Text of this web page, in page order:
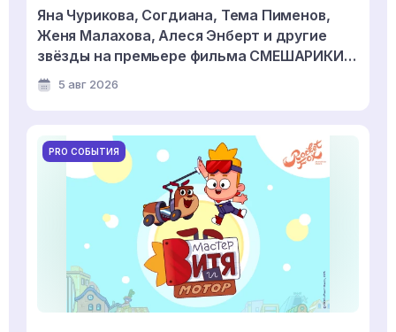
Яна Чурикова, Согдиана, Тема Пименов,
Женя Малахова, Алеся Энберт и другие
звёзды на премьере фильма СМЕШАРИКИ
СКВОЗЬ ВСЕЛЕННЫЕ
5 авг 2026
PRO СОБЫТИЯ